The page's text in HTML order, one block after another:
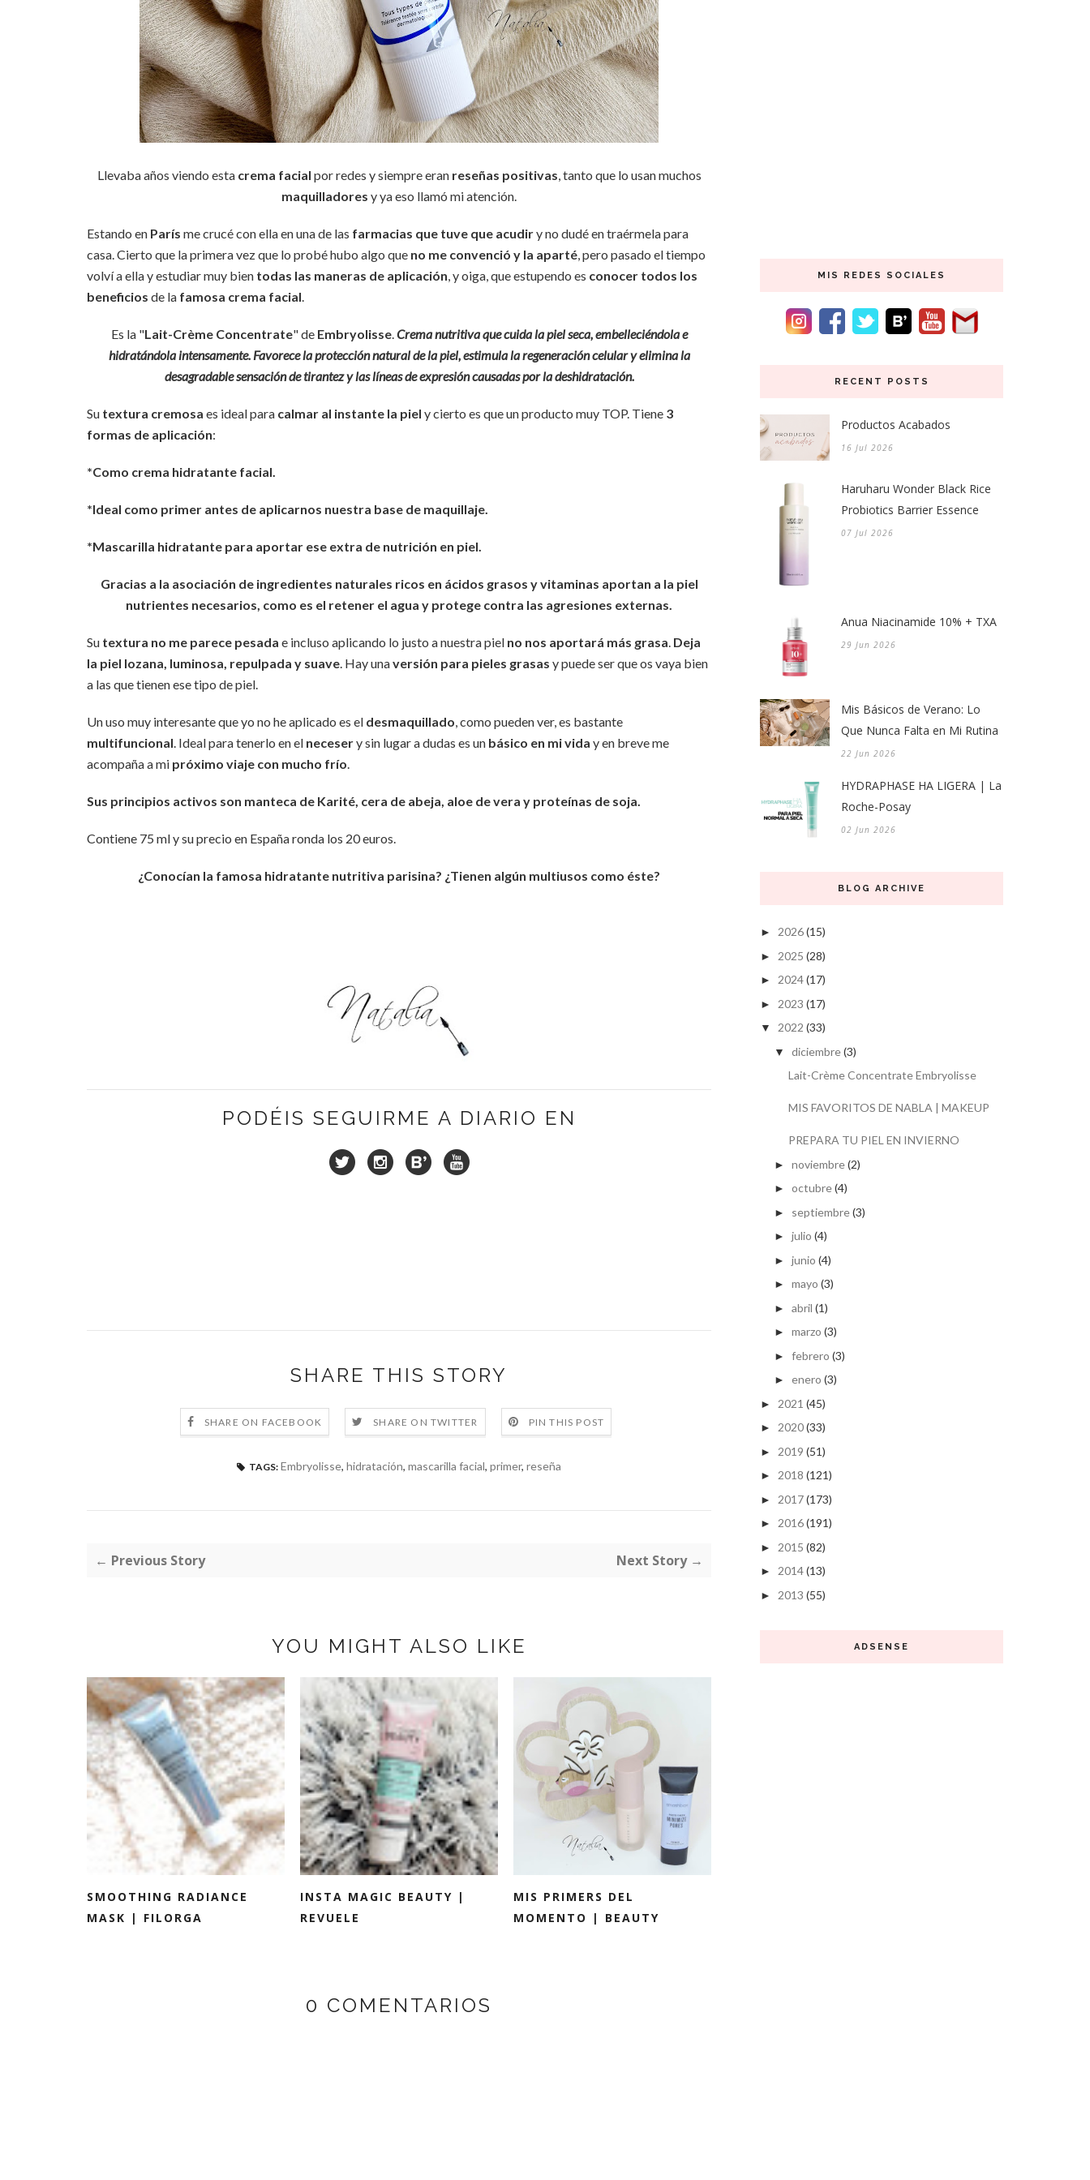
Llevaba años viendo esta crema facial por redes y siempre eran reseñas positivas, tanto que lo usan muchos
maquilladores y ya eso llamó mi atención.
Estando en París me crucé con ella en una de las farmacias que tuve que acudiry no dudé en traérmela para
casa. Cierto que la primera vez que lo probé hubo algo que no me convenció y la aparté, pero pasado el tiempo
volví a ella y estudiar muy bien todas las maneras de aplicación, y oiga, que estupendo es conocer todos los
beneficios de la famosa crema facial.
Es la "Lait-Crème Concentrate" de Embryolisse.Crema nutritiva que cuida la piel seca, embelleciéndola e
hidratándola intensamente. Favorece la protección natural de la piel, estimula la regeneración celular y elimina la
desagradable sensación de tirantez y las líneas de expresión causadas por la deshidratación.
Su textura cremosa es ideal para calmar al instante la piel y cierto es que un producto muy TOP. Tiene 3
formas de aplicación:
*Como crema hidratante facial.
*Ideal como primer antes de aplicarnos nuestra base de maquillaje.
*Mascarilla hidratante para aportar ese extra de nutrición en piel.
Gracias a la asociación de ingredientes naturales ricos en ácidos grasos y vitaminas aportan a la piel
nutrientes necesarios, como es el retener el agua y protege contra las agresiones externas.
Su textura no me parece pesada e incluso aplicando lo justo a nuestra piel no nos aportará más grasa. Deja
la piel lozana, luminosa, repulpada y suave. Hay unaversión para pieles grasas y puede ser que os vaya bien
a las que tienen ese tipo de piel.
Un uso muy interesante que yo no he aplicado es el desmaquillado, como pueden ver, es bastante
multifuncional. Ideal para tenerlo en el necesery sin lugar a dudas es un básico en mi vida y en breve me
acompaña a mi próximo viaje con mucho frío.
Sus principios activos son manteca de Karité, cera de abeja, aloe de vera y proteínas de soja.
Contiene 75 ml y su precio en España ronda los 20 euros.
¿Conocían la famosa hidratante nutritiva parisina? ¿Tienen algún multiusos como éste?
PODÉIS SEGUIRME A DIARIO EN
SHARE THIS STORY
SHARE ON FACEBOOK SHARE ON TWITTER PIN THIS POST
TAGS: Embryolisse, hidratación, mascarilla facial, primer, reseña
← Previous Story Next Story →
YOU MIGHT ALSO LIKE
SMOOTHING RADIANCE
MASK | FILORGA
INSTA MAGIC BEAUTY |
REVUELE
MIS PRIMERS DEL
MOMENTO | BEAUTY
0 COMENTARIOS
MIS REDES SOCIALES
RECENT POSTS
Productos Acabados
16 Jul 2026
Haruharu Wonder Black Rice
Probiotics Barrier Essence
07 Jul 2026
Anua Niacinamide 10% + TXA
29 Jun 2026
Mis Básicos de Verano: Lo
Que Nunca Falta en Mi Rutina
22 Jun 2026
HYDRAPHASE HA LIGERA | La
Roche-Posay
02 Jun 2026
BLOG ARCHIVE
► 2026(15)
► 2025 (28)
► 2024(17)
► 2023 (17)
▼ 2022 (33)
▼ diciembre(3)
Lait-Crème Concentrate Embryolisse
MIS FAVORITOS DE NABLA | MAKEUP
PREPARA TU PIEL EN INVIERNO
► noviembre(2)
► octubre(4)
► septiembre(3)
► julio (4)
► junio (4)
► mayo (3)
► abril (1)
► marzo (3)
► febrero (3)
► enero (3)
► 2021 (45)
► 2020(33)
► 2019 (51)
► 2018 (121)
► 2017(173)
► 2016(191)
► 2015 (82)
► 2014(13)
► 2013 (55)
ADSENSE